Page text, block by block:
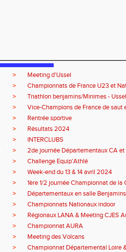
>
Meeting d'Ussel
>
Championnats de France U23 et
>
Triathlon benjamins/Minimes - Ussel
>
Vice-Champions de France de saut
>
Rentrée sportive
>
Résultats 2024
>
INTERCLUBS
>
2de journée Départementaux CA et
>
Challenge Equip'Athlé
>
Week-end du 13 & 14 avril 2024
>
1ère 1/2 journée Championnat de la
>
Départementaux en salle
>
Championnats Nationaux indoor
>
Régionaux LANA & Meeting CJES
>
Championnat AURA
>
Meeting des Volcans
>
Championnat Départemental Loire